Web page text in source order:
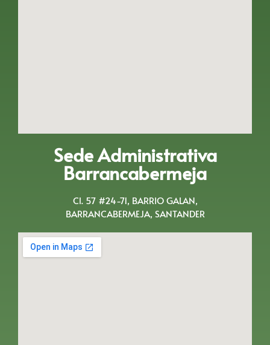
Sede Administrativa
Barrancabermeja
Cl. 57 #24-71, BARRIO GALAN,
BARRANCABERMEJA, SANTANDER